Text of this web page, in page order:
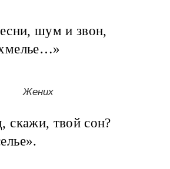
шум и звон,
Жених
скажи, твой сон?